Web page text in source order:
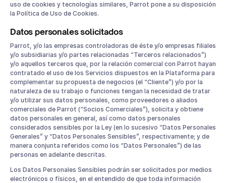
uso de cookies y tecnologías similares, Parrot pone a su disposición
la Política de Uso de Cookies.
Datos personales solicitados
Parrot, y/o las empresas controladoras de éste y/o empresas filiales
y/o subsidiarias y/o partes relacionadas “Terceros relacionados”)
y/o aquellos terceros que, por la relación comercial con Parrot hayan
contratado el uso de los Servicios dispuestos en la Plataforma para
complementar su propuesta de negocios (el “Cliente”) y/o por la
naturaleza de su trabajo o funciones tengan la necesidad de tratar
y/o utilizar sus datos personales, como proveedores o aliados
comerciales de Parrot (“Socios Comerciales”), solicita y obtiene
datos personales en general, así como datos personales
considerados sensibles por la Ley (en lo sucesivo “Datos Personales
Generales” y “Datos Personales Sensibles”, respectivamente; y de
manera conjunta referidos como los “Datos Personales”) de las
personas en adelante descritas.
Los Datos Personales Sensibles podrán ser solicitados por medios
electrónicos o físicos, en el entendido de que toda información